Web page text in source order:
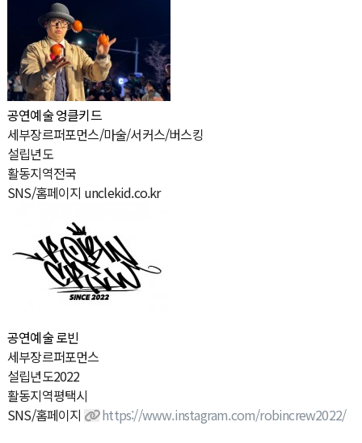
공연예술엉클키드
세부장르퍼포먼스/마술/서커스/버스킹
설립년도
활동지역전국
SNS/홈페이지 unclekid.co.kr
공연예술로빈
세부장르퍼포먼스
설립년도2022
활동지역평택시
SNS/홈페이지
https://www.instagram.com/robincrew2022/